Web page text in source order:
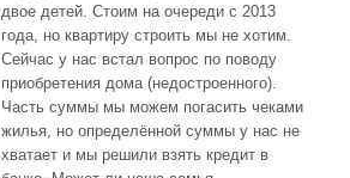
двое детей. Стоим на очереди с 2013
года, но квартиру строить мы не хотим.
Сейчас у нас встал вопрос по поводу
приобретения дома (недостроенного).
Часть суммы мы можем погасить чеками
жилья, но определённой суммы у нас не
хватает и мы решили взять кредит в